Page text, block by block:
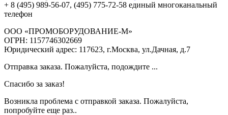
+ 8 (495) 989-56-07, (495) 775-72-58 единый многоканальный
телефон
ООО «ПРОМОБОРУДОВАНИЕ-М»
ОГРН: 1157746302669
Юридический адрес: 117623, г.Москва, ул.Дачная, д.7
Отправка заказа. Пожалуйста, подождите ...
Спасибо за заказ!
Возникла проблема с отправкой заказа. Пожалуйста,
попробуйте еще раз..